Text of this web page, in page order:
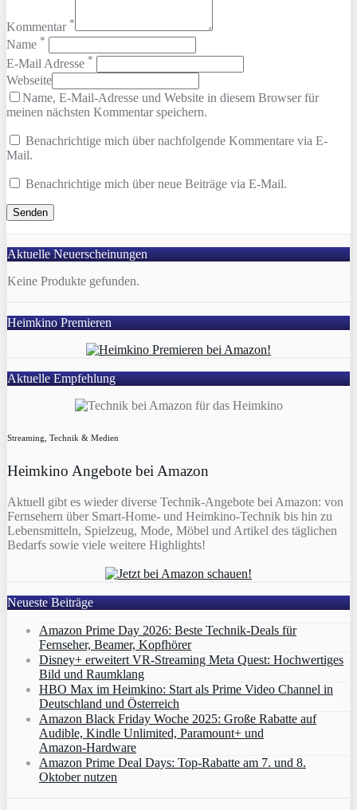
Kommentar *
Name *
E-Mail Adresse *
Webseite
Name, E-Mail-Adresse und Website in diesem Browser für
meinen nächsten Kommentar speichern.
Benachrichtige mich über nachfolgende Kommentare via E-
Mail.
Benachrichtige mich über neue Beiträge via E-Mail.
Aktuelle Neuerscheinungen
Keine Produkte gefunden.
Heimkino Premieren
Aktuelle Empfehlung
Streaming, Technik & Medien
Heimkino Angebote bei Amazon
Aktuell gibt es wieder diverse Technik-Angebote bei Amazon: von
Fernsehern über Smart-Home- und Heimkino-Technik bis hin zu
Lebensmitteln, Spielzeug, Mode, Möbel und Artikel des täglichen
Bedarfs sowie viele weitere Highlights!
Neueste Beiträge
Amazon Prime Day 2026: Beste Technik-Deals für
Fernseher, Beamer, Kopfhörer
Disney+ erweitert VR‑Streaming Meta Quest: Hochwertiges
Bild und Raumklang
HBO Max im Heimkino: Start als Prime Video Channel in
Deutschland und Österreich
Amazon Black Friday Woche 2025: Große Rabatte auf
Audible, Kindle Unlimited, Paramount+ und
Amazon‑Hardware
Amazon Prime Deal Days: Top-Rabatte am 7. und 8.
Oktober nutzen